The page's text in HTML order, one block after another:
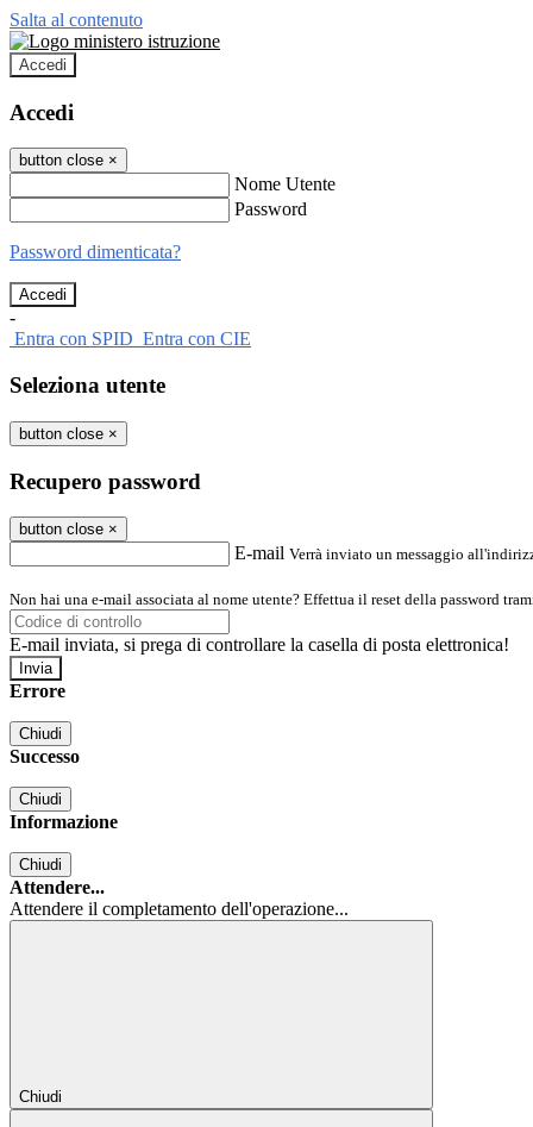
Salta al contenuto
Accedi
Accedi
button close ×
Nome Utente
Password
Password dimenticata?
-
Entra con SPID Entra con CIE
Seleziona utente
button close ×
Recupero password
button close ×
E-mail Verrà inviato un messaggio
Non hai una e-mail associata al nome utente? Effettua il reset della password
E-mail inviata, si prega di controllare la casella di posta elettronica!
Errore
Chiudi
Successo
Chiudi
Informazione
Chiudi
Attendere...
Attendere il completamento dell'operazione...
Chiudi